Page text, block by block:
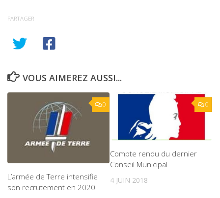
PARTAGER
VOUS AIMEREZ AUSSI...
0
L’armée de Terre intensifie
son recrutement en 2020
0
Compte rendu du dernier
Conseil Municipal
4 JUIN 2018